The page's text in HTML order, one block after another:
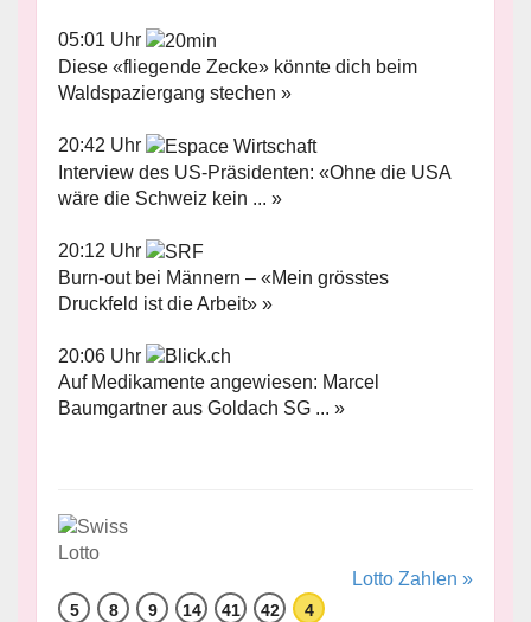
05:01 Uhr
Diese «fliegende Zecke» könnte dich beim
Waldspaziergang stechen »
20:42 Uhr
Interview des US-Präsidenten: «Ohne die USA
wäre die Schweiz kein ... »
20:12 Uhr
Burn-out bei Männern – «Mein grösstes
Druckfeld ist die Arbeit» »
20:06 Uhr
Auf Medikamente angewiesen: Marcel
Baumgartner aus Goldach SG ... »
Lotto Zahlen »
5 8 9 14 41 42 4